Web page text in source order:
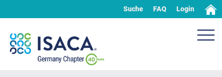
Suche FAQ Login